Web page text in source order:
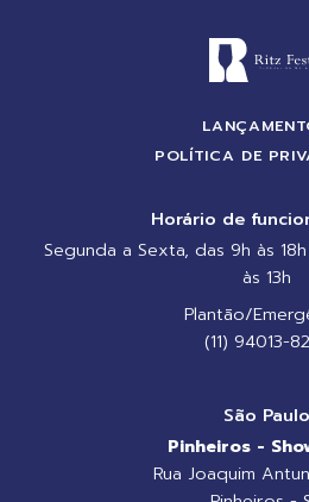
POLÍTICA DE
Horário de
Segunda a Sexta, das 9h às
às 13h
Plantão/
(11) 94013-
São Paulo
Pinheiros -
Rua Joaquim